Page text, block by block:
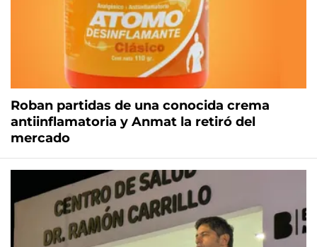
Roban partidas de una conocida crema
antiinflamatoria y Anmat la retiró del
mercado